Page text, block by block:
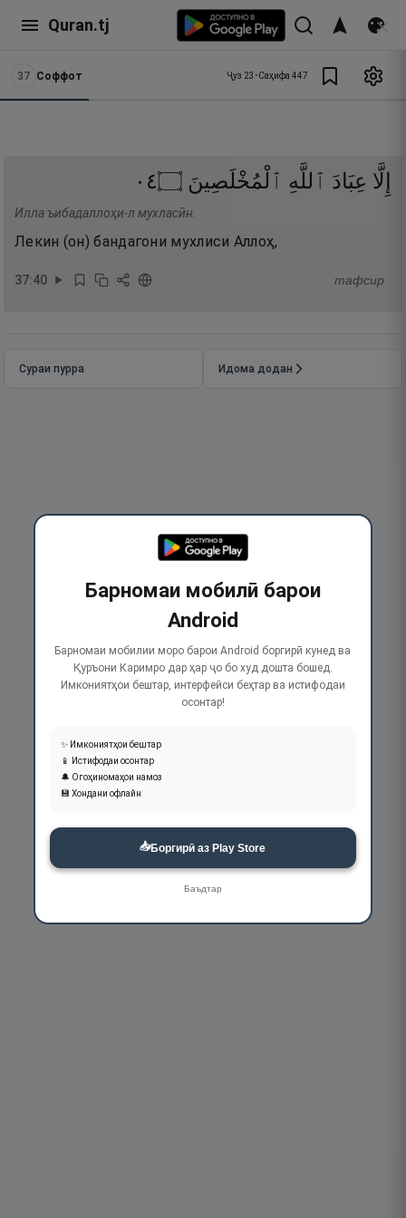
Quran.tj
37 Соффот Ҷуз 23 •Саҳифа 447
إِلَّا عِبَادَ ٱللَّهِ ٱلْمُخْلَصِينَ ۝٤٠
Илла ъибадаллоҳи-л мухласӣн.
Лекин (он) бандагони мухлиси Аллоҳ,
37:40 тафсир
Сураи пурра Идома додан
Барномаи мобилӣ барои
Android
Барномаи мобилии моро барои Android боргирӣ кунед ва
Қуръони Каримро дар ҳар ҷо бо худ дошта бошед.
Имкониятҳои бештар, интерфейси беҳтар ва истифодаи
осонтар!
✨ Имкониятҳои бештар
📱 Истифодаи осонтар
🔔 Огоҳиномаҳои намоз
💾 Хондани офлайн
📥Боргирӣ аз Play Store
Баъдтар